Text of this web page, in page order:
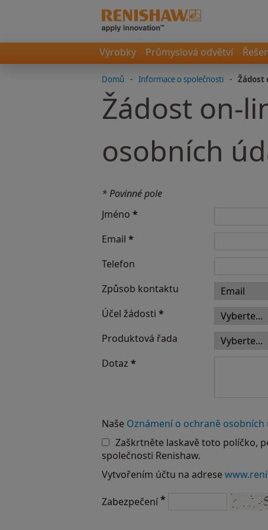
Výrobky Průmyslová odvětví
Domů - Informace o společnosti - Žádost
Žádost on-
osobních
* Povinné pole
Jméno *
Email *
Telefon
Způsob kontaktu
Účel žádosti *
Produktová řada
Dotaz *
Naše Oznámení o ochraně osobních
Zaškrtněte laskavě toto políčko,
společnosti Renishaw.
Vytvořením účtu na adrese
Zabezpečení*